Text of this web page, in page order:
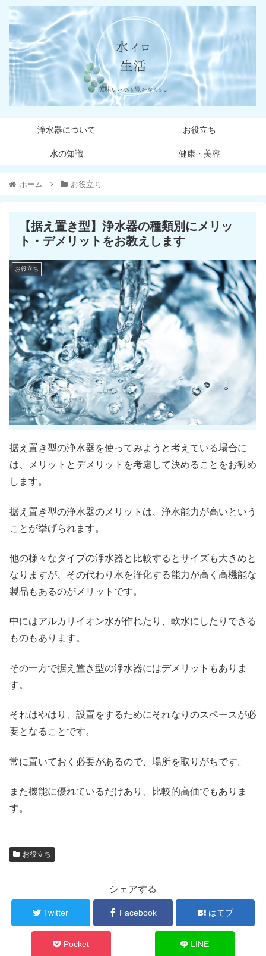
浄水器について お役立ち
水の知識 健康・美容
ホーム お役立ち
【据え置き型】浄水器の種類別にメリッ
ト・デメリットをお教えします
お役立ち
据え置き型の浄水器を使ってみようと考えている場合に
は、メリットとデメリットを考慮して決めることをお勧め
します。
据え置き型の浄水器のメリットは、浄水能力が高いという
ことが挙げられます。
他の様々なタイプの浄水器と比較するとサイズも大きめと
なりますが、その代わり水を浄化する能力が高く高機能な
製品もあるのがメリットです。
中にはアルカリイオン水が作れたり、軟水にしたりできる
ものもあります。
その一方で据え置き型の浄水器にはデメリットもありま
す。
それはやはり、設置をするためにそれなりのスペースが必
要となることです。
常に置いておく必要があるので、場所を取りがちです。
また機能に優れているだけあり、比較的高価でもありま
す。
お役立ち
シェアする
Twitter Facebook はてブ
Pocket LINE